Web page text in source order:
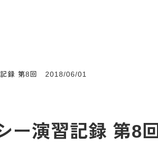
記録 第8回 2018/06/01
ー演習記録 第